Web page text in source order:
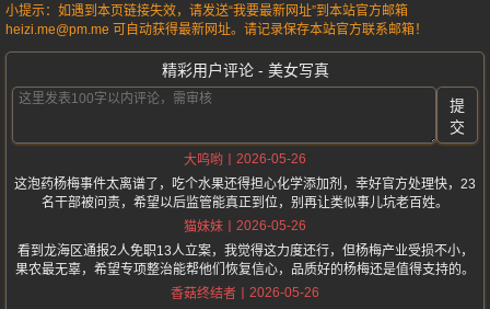
小提示：如遇到本页链接失效，请发送“我要最新网址”到本站官方邮箱
heizi.me@pm.me 可自动获得最新网址。请记录保存本站官方联系邮箱！
精彩用户评论 - 美女写真
提
交
大呜哟
2026-05-26
这泡药杨梅事件太离谱了，吃个水果还得担心化学添加剂，幸好官方处理快，23
名干部被问责，希望以后监管能真正到位，别再让类似事儿坑老百姓。
猫妹妹
2026-05-26
看到龙海区通报2人免职13人立案，我觉得这力度还行，但杨梅产业受损不小，
果农最无辜，希望专项整治能帮他们恢复信心，品质好的杨梅还是值得支持的。
香菇终结者
2026-05-26